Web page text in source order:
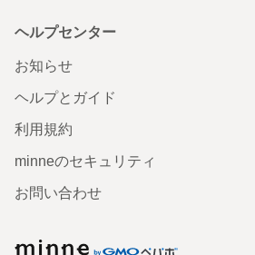
ヘルプセンター
お知らせ
ヘルプとガイド
利用規約
minneのセキュリティ
お問い合わせ